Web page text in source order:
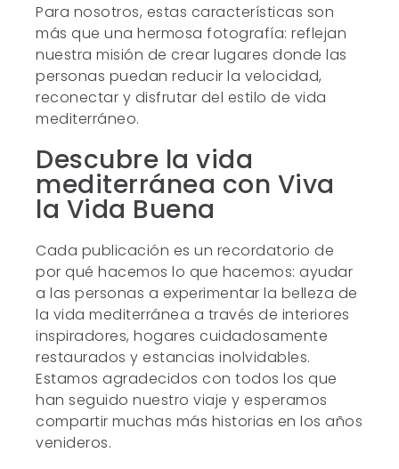
Para nosotros, estas características son
más que una hermosa fotografía: reflejan
nuestra misión de crear lugares donde las
personas puedan reducir la velocidad,
reconectar y disfrutar del estilo de vida
mediterráneo.
Descubre la vida
mediterránea con Viva
la Vida Buena
Cada publicación es un recordatorio de
por qué hacemos lo que hacemos: ayudar
a las personas a experimentar la belleza de
la vida mediterránea a través de interiores
inspiradores, hogares cuidadosamente
restaurados y estancias inolvidables.
Estamos agradecidos con todos los que
han seguido nuestro viaje y esperamos
compartir muchas más historias en los años
venideros.